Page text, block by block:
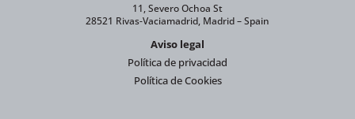
11, Severo Ochoa St
28521 Rivas-Vaciamadrid, Madrid – Spain
Aviso legal
Política de privacidad
Política de Cookies